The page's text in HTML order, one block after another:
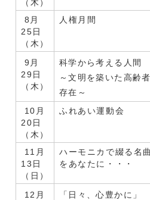
（木）
8月
25日
（木）
人権月間
9月
29日
（木）
科学から考える人間
～文明を築いた高齢
存在～
10月
20日
（木）
ふれあい運動会
11月
13日
（日）
ハーモニカで綴る名曲
をあなたに・・・
12月
「日々、心豊かに」